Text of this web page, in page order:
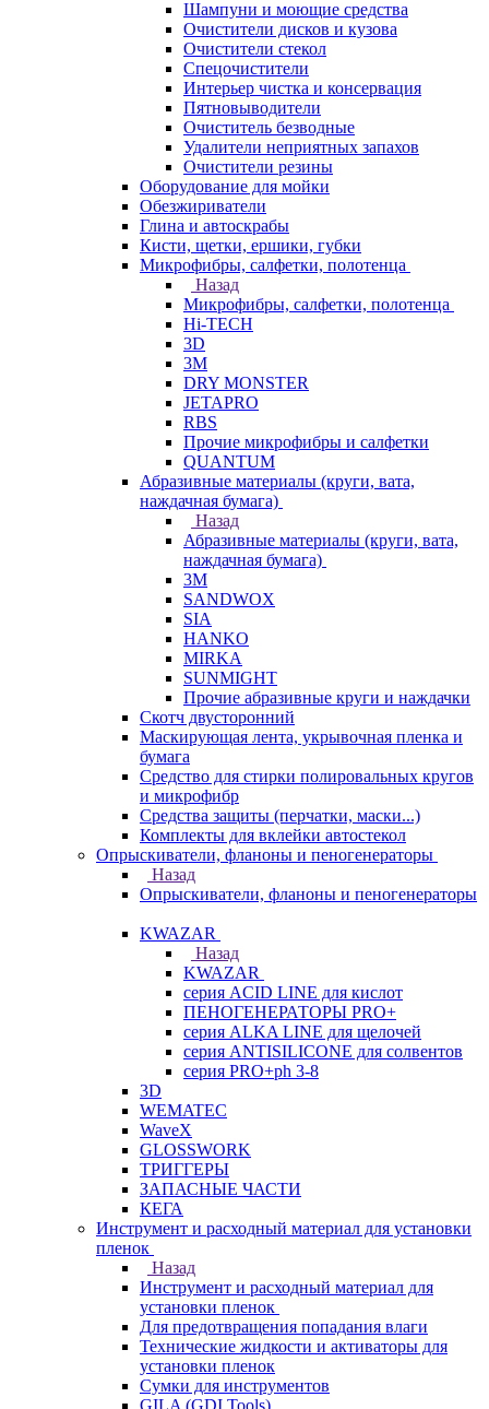
Шампуни и моющие средства
Очистители дисков и кузова
Очистители стекол
Спецочистители
Интерьер чистка и консервация
Пятновыводители
Очиститель безводные
Удалители неприятных запахов
Очистители резины
Оборудование для мойки
Обезжириватели
Глина и автоскрабы
Кисти, щетки, ершики, губки
Микрофибры, салфетки, полотенца
Назад
Микрофибры, салфетки, полотенца
Hi-TECH
3D
3М
DRY MONSTER
JETAPRO
RBS
Прочие микрофибры и салфетки
QUANTUM
Абразивные материалы (круги, вата,
наждачная бумага)
Назад
Абразивные материалы (круги, вата,
наждачная бумага)
3М
SANDWOX
SIA
HANKO
MIRKA
SUNMIGHT
Прочие абразивные круги и наждачки
Скотч двусторонний
Маскирующая лента, укрывочная пленка и
бумага
Средство для стирки полировальных кругов
и микрофибр
Средства защиты (перчатки, маски...)
Комплекты для вклейки автостекол
Опрыскиватели, фланоны и пеногенераторы
Назад
Опрыскиватели, фланоны и пеногенераторы
KWAZAR
Назад
KWAZAR
серия ACID LINE для кислот
ПЕНОГЕНЕРАТОРЫ PRO+
серия ALKA LINE для щелочей
серия ANTISILICONE для солвентов
серия PRO+ph 3-8
3D
WEMATEC
WaveX
GLOSSWORK
ТРИГГЕРЫ
ЗАПАСНЫЕ ЧАСТИ
КЕГА
Инструмент и расходный материал для установки
пленок
Назад
Инструмент и расходный материал для
установки пленок
Для предотвращения попадания влаги
Технические жидкости и активаторы для
установки пленок
Сумки для инструментов
GILA (GDI Tools)